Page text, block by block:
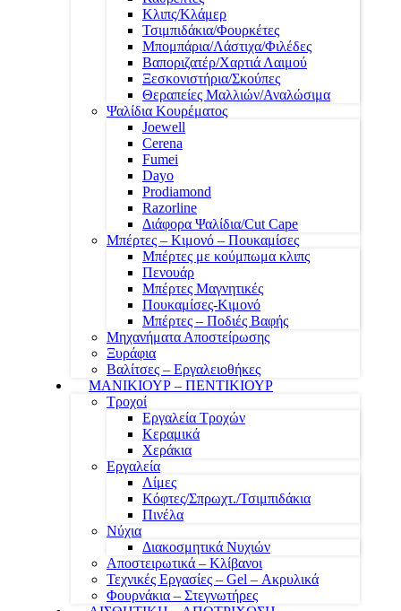
Κλιπς/Κλάμερ
Τσιμπιδάκια/Φουρκέτες
Μπομπάρια/Λάστιχα/Φιλέδες
Βαποριζατέρ/Χαρτιά Λαιμού
Ξεσκονιστήρια/Σκούπες
Θεραπείες Μαλλιών/Αναλώσιμα
Ψαλίδια Κουρέματος
Joewell
Cerena
Fumei
Dayo
Prodiamond
Razorline
Διάφορα Ψαλίδια/Cut Cape
Μπέρτες – Κιμονό – Πουκαμίσες
Μπέρτες με κούμπωμα κλιπς
Πενουάρ
Μπέρτες Μαγνητικές
Πουκαμίσες-Κιμονό
Μπέρτες – Ποδιές Βαφής
Μηχανήματα Αποστείρωσης
Ξυράφια
Βαλίτσες – Εργαλειοθήκες
ΜΑΝΙΚΙΟΥΡ – ΠΕΝΤΙΚΙΟΥΡ
Τροχοί
Εργαλεία Τροχών
Κεραμικά
Χεράκια
Εργαλεία
Λίμες
Κόφτες/Σπρωχτ./Τσιμπιδάκια
Πινέλα
Νύχια
Διακοσμητικά Νυχιών
Αποστειρωτικά – Κλίβανοι
Τεχνικές Εργασίες – Gel – Ακρυλικά
Φουρνάκια – Στεγνωτήρες